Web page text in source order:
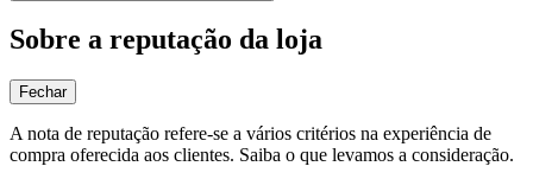
Sobre a reputação da loja
Fechar
A nota de reputação refere-se a vários critérios na experiência de
compra oferecida aos clientes. Saiba o que levamos a consideração.